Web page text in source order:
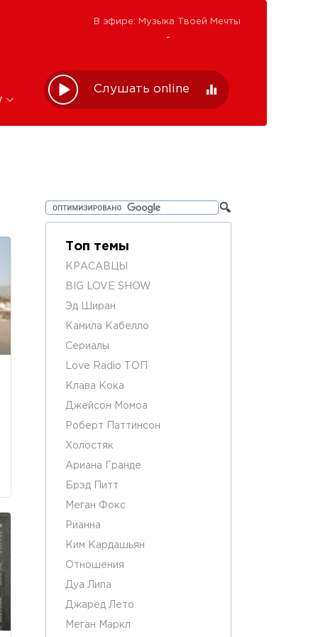
В эфире: Музыка Твоей Мечты
Слушать online
Топ темы
КРАСАВЦЫ
BIG LOVE SHOW
Эд Ширан
Камила Кабелло
Сериалы
Love Radio ТОП
Клава Кока
Джейсон Момоа
Роберт Паттинсон
Холостяк
Ариана Гранде
Брэд Питт
Меган Фокс
Рианна
Ким Кардашьян
Отношения
Дуа Липа
Джаред Лето
Меган Маркл